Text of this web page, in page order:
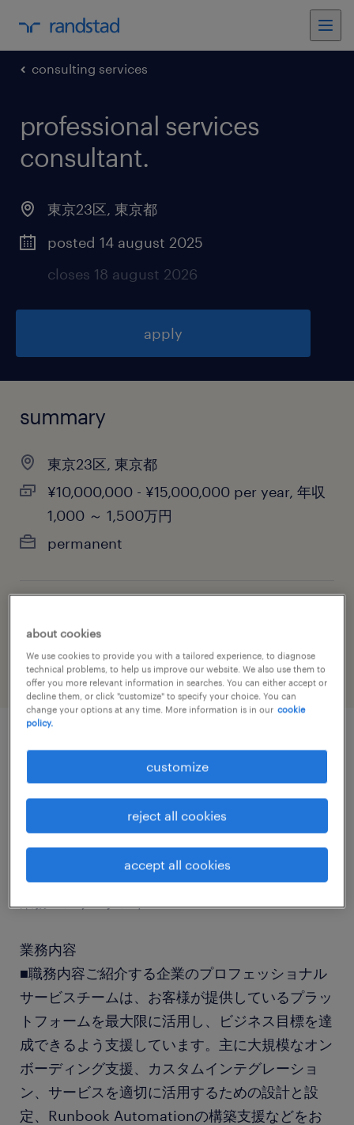
consulting services
professional services
consultant.
東京23区, 東京都
posted 14 august 2025
closes 18 august 2026
apply
summary
東京23区, 東京都
¥10,000,000 - ¥15,000,000 per year, 年収
1,000 ～ 1,500万円
permanent
consulting services
job details
社名
社名非公開
職種
業務内容
■職務内容ご紹介する企業のプロフェッショナル
サービスチームは、お客様が提供しているプラッ
トフォームを最大限に活用し、ビジネス目標を達
成できるよう支援しています。主に大規模なオン
ボーディング支援、カスタムインテグレーショ
ン、サービスを適切に活用するための設計と設
定、Runbook Automationの構築支援などをお
about cookies
We use cookies to provide you with a tailored experience, to diagnose
technical problems, to help us improve our website. We also use them to
offer you more relevant information in searches. You can either accept or
decline them, or click "customize" to specify your choice. You can
change your options at any time. More information is in our cookie
policy.
customize
reject all cookies
accept all cookies